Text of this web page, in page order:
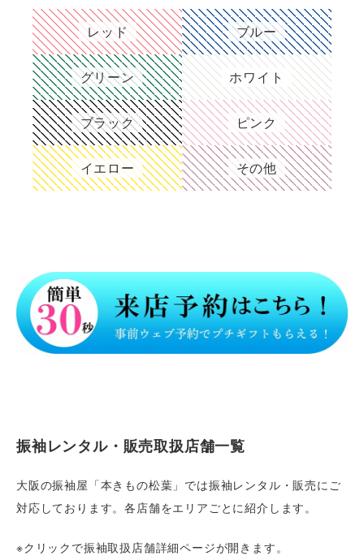
レッド ブルー
グリーン ホワイト
ブラック ピンク
イエロー その他
振袖レンタル・販売取扱店舗一覧
大阪の振袖屋「本きもの松葉」では振袖レンタル・販売にご
対応しております。各店舗をエリアごとに紹介します。
※クリックで振袖取扱店舗詳細ページが開きます。